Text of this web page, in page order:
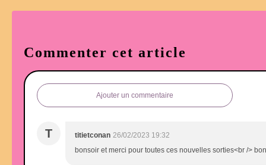
Commenter cet article
Ajouter un commentaire
T titietconan 26/02/2023 19:32
bonsoir et merci pour toutes ces nouvelles sorties<br />